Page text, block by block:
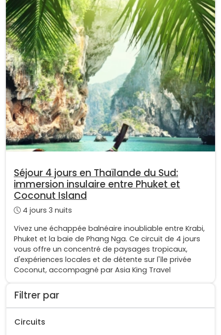
Filtrer par
Circuits
Séjour 4 jours en Thaïlande du Sud:
immersion insulaire entre Phuket et
Coconut Island
4 jours 3 nuits
Vivez une échappée balnéaire inoubliable entre Krabi,
Phuket et la baie de Phang Nga. Ce circuit de 4 jours
vous offre un concentré de paysages tropicaux,
d'expériences locales et de détente sur l'île privée
Coconut, accompagné par Asia King Travel